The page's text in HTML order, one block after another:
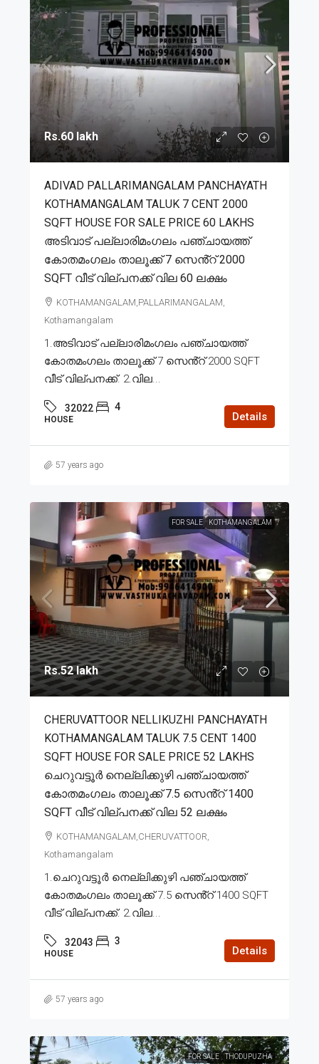
Rs.60 lakh
ADIVAD PALLARIMANGALAM PANCHAYATH
KOTHAMANGALAM TALUK 7 CENT 2000
SQFT HOUSE FOR SALE PRICE 60 LAKHS
അടിവാട് പല്ലാരിമംഗലം പഞ്ചായത്ത്
കോതമംഗലം താലൂക്ക് 7 സെൻ്റ് 2000
SQFT വീട് വില്പനക്ക് വില 60 ലക്ഷം
KOTHAMANGALAM,PALLARIMANGALAM,
Kothamangalam
1.അടിവാട് പല്ലാരിമംഗലം പഞ്ചായത്ത്
കോതമംഗലം താലൂക്ക് 7 സെൻ്റ് 2000 SQFT
വീട് വില്പനക്ക്. 2.വില...
32022 4
HOUSE Details
57 years ago
FOR SALE KOTHAMANGALAM
Rs.52 lakh
CHERUVATTOOR NELLIKUZHI PANCHAYATH
KOTHAMANGALAM TALUK 7.5 CENT 1400
SQFT HOUSE FOR SALE PRICE 52 LAKHS
ചെറുവട്ടൂർ നെല്ലിക്കുഴി പഞ്ചായത്ത്
കോതമംഗലം താലൂക്ക് 7.5 സെൻ്റ് 1400
SQFT വീട് വില്പനക്ക് വില 52 ലക്ഷം
KOTHAMANGALAM,CHERUVATTOOR,
Kothamangalam
1.ചെറുവട്ടൂർ നെല്ലിക്കുഴി പഞ്ചായത്ത്
കോതമംഗലം താലൂക്ക് 7.5 സെൻ്റ് 1400 SQFT
വീട് വില്പനക്ക്. 2.വില...
32043 3
HOUSE Details
57 years ago
FOR SALE THODUPUZHA